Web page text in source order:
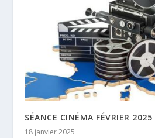
SÉANCE CINÉMA FÉVRIER 2025
18 janvier 2025